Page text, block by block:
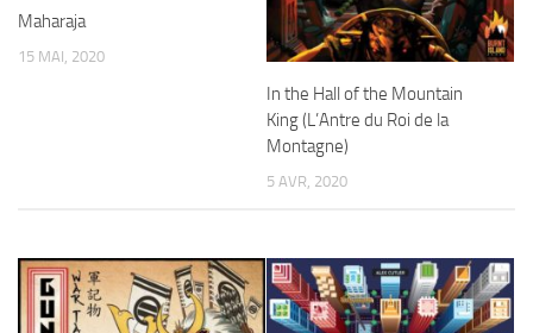
Maharaja
15 MAI, 2020
In the Hall of the Mountain
King (L’Antre du Roi de la
Montagne)
5 AVR, 2020